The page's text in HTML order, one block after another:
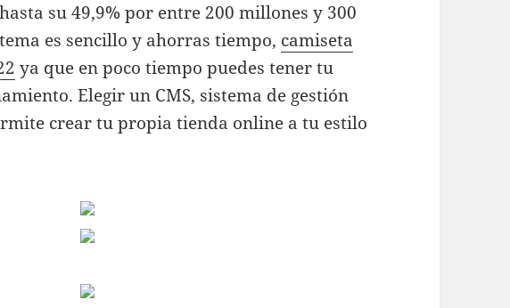
su 49,9% por entre 200 millones y 300
es sencillo y ahorras tiempo, camiseta
ya que en poco tiempo puedes tener tu
Elegir un CMS, sistema de gestión
crear tu propia tienda online a tu estilo